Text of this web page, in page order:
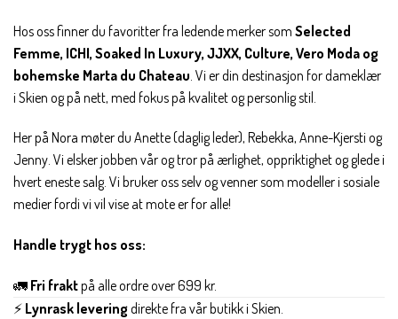
Hos oss finner du favoritter fra ledende merker som Selected
Femme, ICHI, Soaked In Luxury, JJXX, Culture, Vero Moda og
bohemske Marta du Chateau . Vi er din destinasjon for dameklær
i Skien og på nett, med fokus på kvalitet og personlig stil.
Her på Nora møter du Anette (daglig leder), Rebekka, Anne-Kjersti og
Jenny. Vi elsker jobben vår og tror på ærlighet, oppriktighet og glede i
hvert eneste salg. Vi bruker oss selv og venner som modeller i sosiale
medier fordi vi vil vise at mote er for alle!
Handle trygt hos oss:
🚛 Fri fraktpå alle ordre over 699 kr.
⚡ Lynrask leveringdirekte fra vår butikk i Skien.